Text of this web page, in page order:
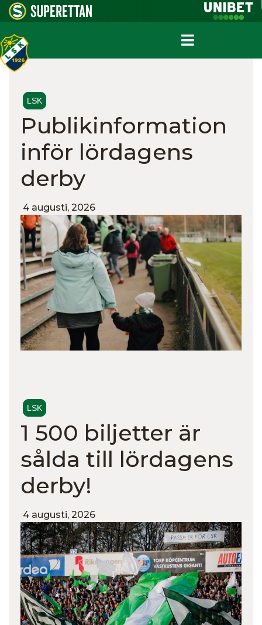
LSK
Publikinformation
inför lördagens
derby
4 augusti, 2026
LSK
1 500 biljetter är
sålda till lördagens
derby!
4 augusti, 2026